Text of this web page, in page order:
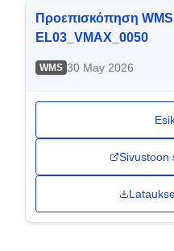
Προεπισκόπηση
EL03_VMAX_0050
WMS 30 May 2026
Sivustoon